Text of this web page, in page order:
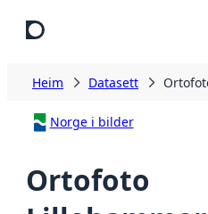
Heim Datasett
Norge i bilder
Ortofoto